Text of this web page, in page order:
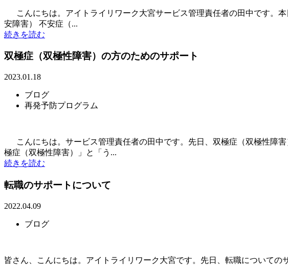
こんにちは。アイトライリワーク大宮サービス管理責任者の田中です。
安障害） 不安症（...
続きを読む
双極症（双極性障害）の方のためのサポート
2023.01.18
ブログ
再発予防プログラム
こんにちは。サービス管理責任者の田中です。先日、双極症（双極性障
極症（双極性障害）」と「う...
続きを読む
転職のサポートについて
2022.04.09
ブログ
皆さん、こんにちは。アイトライリワーク大宮です。先日、転職について